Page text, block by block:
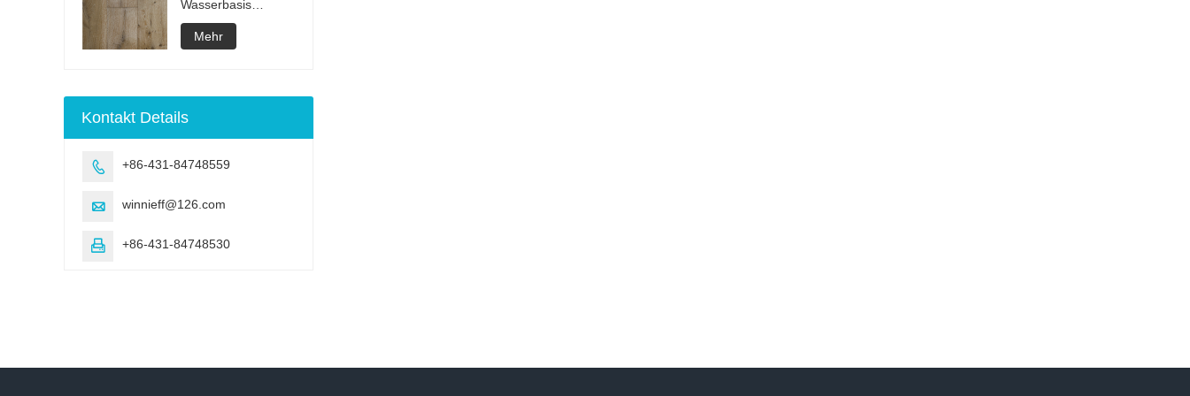
Wasserbasis
Gebürsteter
Mehrschichtholzboden
Mehr
Kontakt Details
 +86-431-84748559
 winnieff@126.com
 +86-431-84748530